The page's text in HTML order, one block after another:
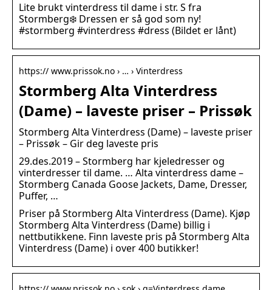
Lite brukt vinterdress til dame i str. S fra
Stormberg❄️ Dressen er så god som ny!
#stormberg #vinterdress #dress (Bildet er lånt)
https:// www.prissok.no › … › Vinterdress
Stormberg Alta Vinterdress
(Dame) – laveste priser – Prissøk
Stormberg Alta Vinterdress (Dame) – laveste priser
– Prissøk – Gir deg laveste pris
29.des.2019 – Stormberg har kjeledresser og
vinterdresser til dame. … Alta vinterdress dame –
Stormberg Canada Goose Jackets, Dame, Dresser,
Puffer, …
Priser på Stormberg Alta Vinterdress (Dame). Kjøp
Stormberg Alta Vinterdress (Dame) billig i
nettbutikkene. Finn laveste pris på Stormberg Alta
Vinterdress (Dame) i over 400 butikker!